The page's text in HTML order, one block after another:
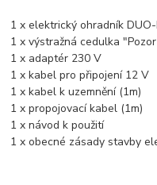
1 x elektrický ohradník
1 x výstražná cedulka
1 x adaptér 230 V
1 x kabel pro připojení 12 V
1 x kabel k uzemnění (1m)
1 x propojovací kabel (1m)
1 x návod k použití
1 x obecné zásady stavby